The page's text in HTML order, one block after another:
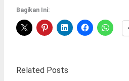
Bagikan Ini:
Related Posts